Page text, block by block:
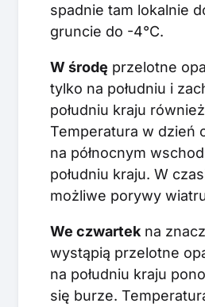
spadnie tam lokalnie
gruncie do -4°C.
W środę przelotne
tylko na południu i
południu kraju
Temperatura w dzień
na północnym
południu kraju. W
możliwe porywy
We czwartek na
wystąpią przelotne
na południu kraju
się burze.